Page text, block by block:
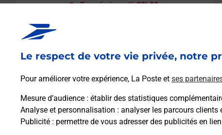
Le respect de votre vie privée, notre
Pour améliorer votre expérience, La Poste et ses
Mesure d’audience : établir des statistiques
Analyse et personnalisation : analyser les parcours
Publicité : permettre de vous adresser des publicités en
Fermé-jusqu'à 08h30
En savoir plus